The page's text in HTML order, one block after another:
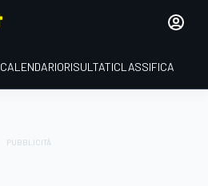
CALENDARIORISULTATICLASSIFICA